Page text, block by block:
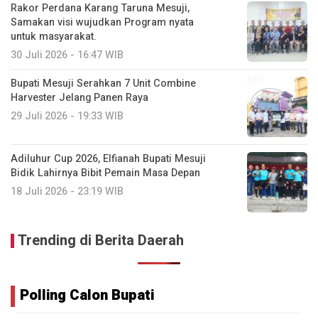
Rakor Perdana Karang Taruna Mesuji,
Samakan visi wujudkan Program nyata
untuk masyarakat.
30 Juli 2026 - 16:47 WIB
Bupati Mesuji Serahkan 7 Unit Combine
Harvester Jelang Panen Raya
29 Juli 2026 - 19:33 WIB
Adiluhur Cup 2026, Elfianah Bupati Mesuji
Bidik Lahirnya Bibit Pemain Masa Depan
18 Juli 2026 - 23:19 WIB
Trending di Berita Daerah
Polling Calon Bupati